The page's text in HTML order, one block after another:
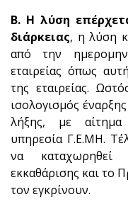
Β. Η λύση
διάρκειας, η λύση
από την
εταιρείας όπως
της εταιρείας.
ισολογισμός
λήξης, με
υπηρεσία Γ.Ε.ΜΗ.
να καταχωρηθεί
εκκαθάρισης και το
τον εγκρίνουν.